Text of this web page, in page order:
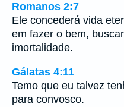
Romanos 2:7
Ele concederá vida
em fazer o bem,
imortalidade.
Gálatas 4:11
Temo que eu talvez
para convosco.